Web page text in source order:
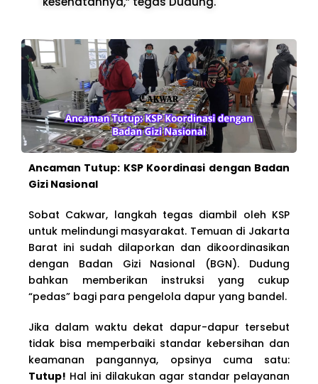
Ancaman Tutup: KSP Koordinasi dengan Badan
Gizi Nasional
Sobat Cakwar, langkah tegas diambil oleh KSP
untuk melindungi masyarakat. Temuan di Jakarta
Barat ini sudah dilaporkan dan dikoordinasikan
dengan Badan Gizi Nasional (BGN). Dudung
bahkan memberikan instruksi yang cukup
“pedas” bagi para pengelola dapur yang bandel.
Jika dalam waktu dekat dapur-dapur tersebut
tidak bisa memperbaiki standar kebersihan dan
keamanan pangannya, opsinya cuma satu:
Tutup! Hal ini dilakukan agar standar pelayanan